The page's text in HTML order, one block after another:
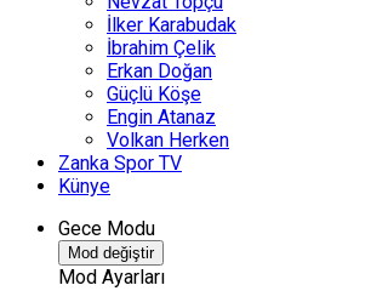
İlker Karabudak
İbrahim Çelik
Erkan Doğan
Güçlü Köşe
Engin Atanaz
Volkan Herken
Zanka Spor TV
Künye
Gece Modu
Mod değiştir
Mod Ayarları